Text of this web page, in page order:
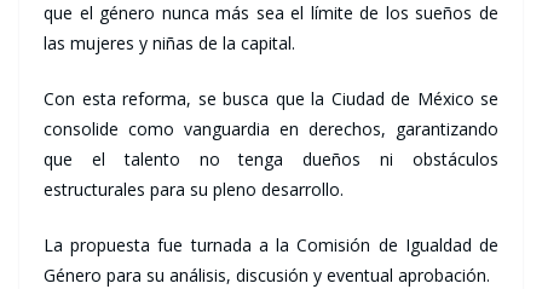
que el género nunca más sea el límite de los sueños de
las mujeres y niñas de la capital.
Con esta reforma, se busca que la Ciudad de México se
consolide como vanguardia en derechos, garantizando
que el talento no tenga dueños ni obstáculos
estructurales para su pleno desarrollo.
La propuesta fue turnada a la Comisión de Igualdad de
Género para su análisis, discusión y eventual aprobación.